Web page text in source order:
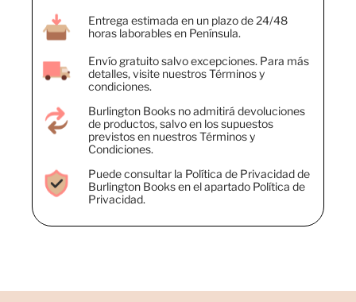
Entrega estimada en un plazo de 24/48
horas laborables en Península.
Envío gratuito salvo excepciones. Para más
detalles, visite nuestros Términos y
condiciones.
Burlington Books no admitirá devoluciones
de productos, salvo en los supuestos
previstos en nuestros Términos y
Condiciones.
Puede consultar la Política de Privacidad de
Burlington Books en el apartado Política de
Privacidad.